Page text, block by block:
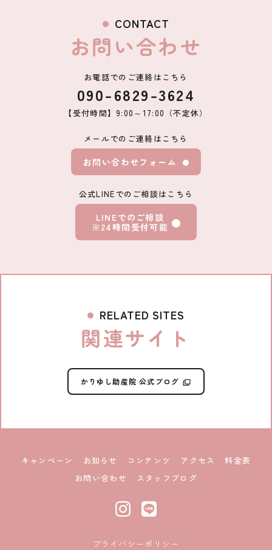
CONTACT
お問い合わせ
お電話でのご連絡はこちら
090-6829-3624
【受付時間】9:00～17:00（不定休）
メールでのご連絡はこちら
お問い合わせフォーム
公式LINEでのご相談はこちら
LINEでのご相談
※24時間受付可能
RELATED SITES
関連サイト
かりゆし助産院 公式ブログ
キャンペーン お知らせ コンテンツ アクセス
料金表
お問い合わせ
スタッフブログ
プライバシーポリシー